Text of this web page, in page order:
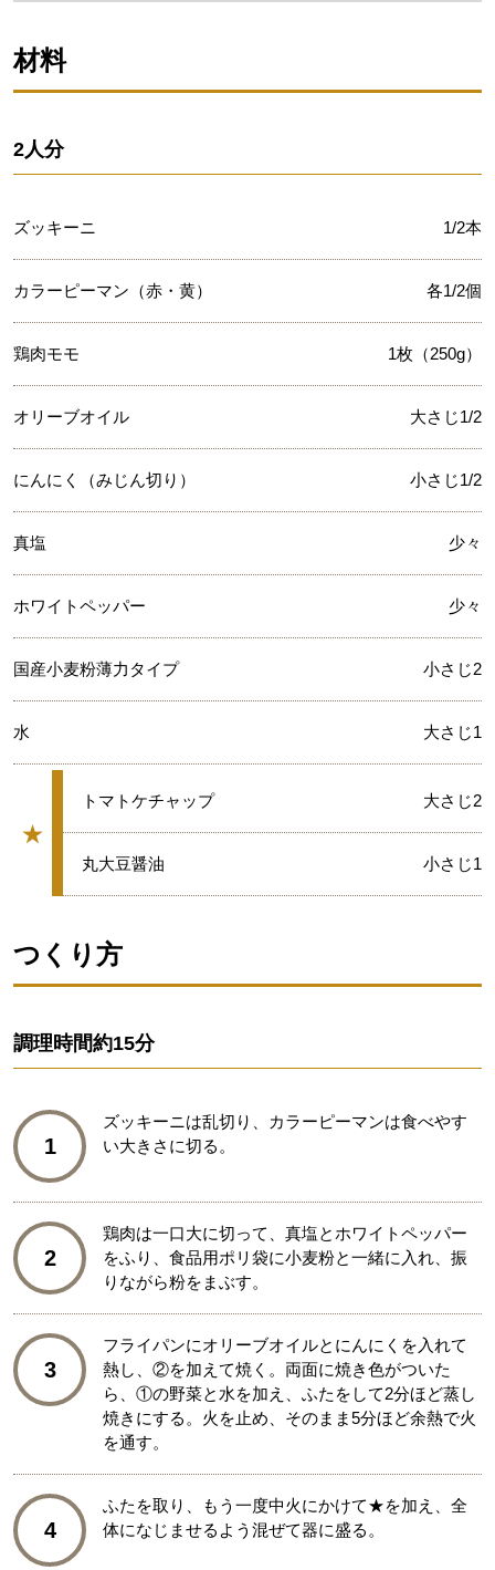
材料
2人分
ズッキーニ 1/2本
カラーピーマン（赤・黄） 各1/2個
鶏肉モモ 1枚（250g）
オリーブオイル 大さじ1/2
にんにく（みじん切り） 小さじ1/2
真塩 少々
ホワイトペッパー 少々
国産小麦粉薄力タイプ 小さじ2
水 大さじ1
★
グループ
★
トマトケチャップ 大さじ2
★
丸大豆醤油 小さじ1
つくり方
調理時間約15分
1
ズッキーニは乱切り、カラーピーマンは食べやす
い大きさに切る。
2
鶏肉は一口大に切って、真塩とホワイトペッパー
をふり、食品用ポリ袋に小麦粉と一緒に入れ、振
りながら粉をまぶす。
3
フライパンにオリーブオイルとにんにくを入れて
熱し、②を加えて焼く。両面に焼き色がついた
ら、①の野菜と水を加え、ふたをして2分ほど蒸し
焼きにする。火を止め、そのまま5分ほど余熱で火
を通す。
4
ふたを取り、もう一度中火にかけて★を加え、全
体になじませるよう混ぜて器に盛る。